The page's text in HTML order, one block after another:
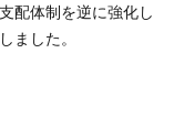
配体制を逆に強化し
ました。